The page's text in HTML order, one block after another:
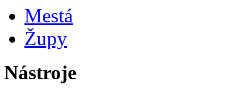
Mestá
Župy
Nástroje